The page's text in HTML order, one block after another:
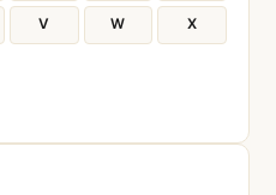
V W X